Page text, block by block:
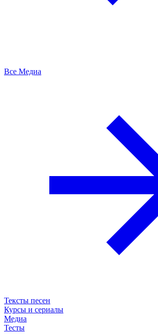
Все Медиа
Тексты песен
Курсы и сериалы
Медиа
Тесты